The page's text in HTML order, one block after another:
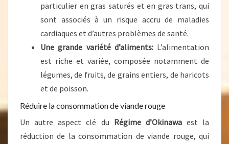
particulier en gras saturés et en gras trans, qui
sont associés à un risque accru de maladies
cardiaques et d’autres problèmes de santé.
Une grande variété d’aliments:L’alimentation
est riche et variée, composée notamment de
légumes, de fruits, de grains entiers, de haricots
et de poisson.
Réduire la consommation de viande rouge
Un autre aspect clé du Régime d’Okinawaest la
réduction de la consommation de viande rouge, qui